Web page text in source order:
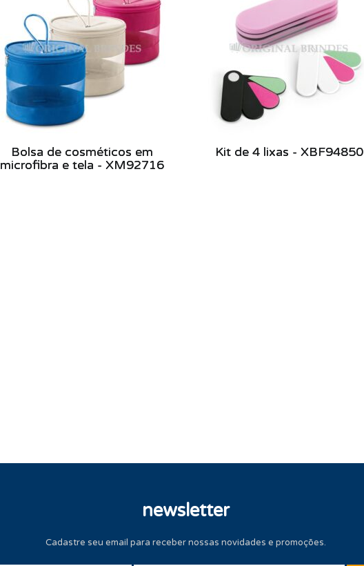
Bolsa de cosméticos em
microfibra e tela - XM92716
Kit de 4 lixas - XBF94850
newsletter
Cadastre seu email para receber nossas novidades e promoções.